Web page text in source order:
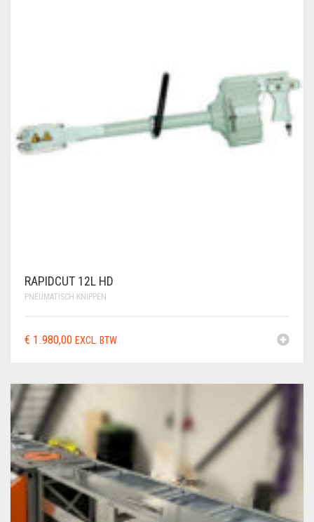
RAPIDCUT 12L HD
PNEUMATISCH KNIPPEN
€ 1.980,00 EXCL. BTW